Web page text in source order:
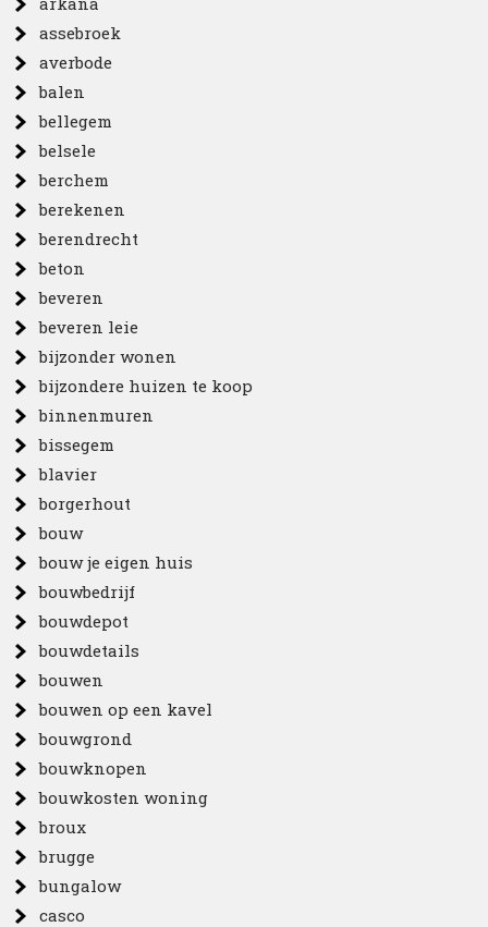
assebroek
averbode
balen
bellegem
belsele
berchem
berekenen
berendrecht
beton
beveren
beveren leie
bijzonder wonen
bijzondere huizen te koop
binnenmuren
bissegem
blavier
borgerhout
bouw
bouw je eigen huis
bouwbedrijf
bouwdepot
bouwdetails
bouwen
bouwen op een kavel
bouwgrond
bouwknopen
bouwkosten woning
broux
brugge
bungalow
casco